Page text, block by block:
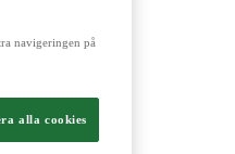
livsmedel.
navigeringen på
alla cookies